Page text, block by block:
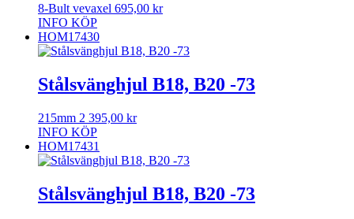
8-Bult vevaxel 695,00 kr
INFO KÖP
HOM17430
Stålsvänghjul B18, B20 -73
215mm 2 395,00 kr
INFO KÖP
HOM17431
Stålsvänghjul B18, B20 -73